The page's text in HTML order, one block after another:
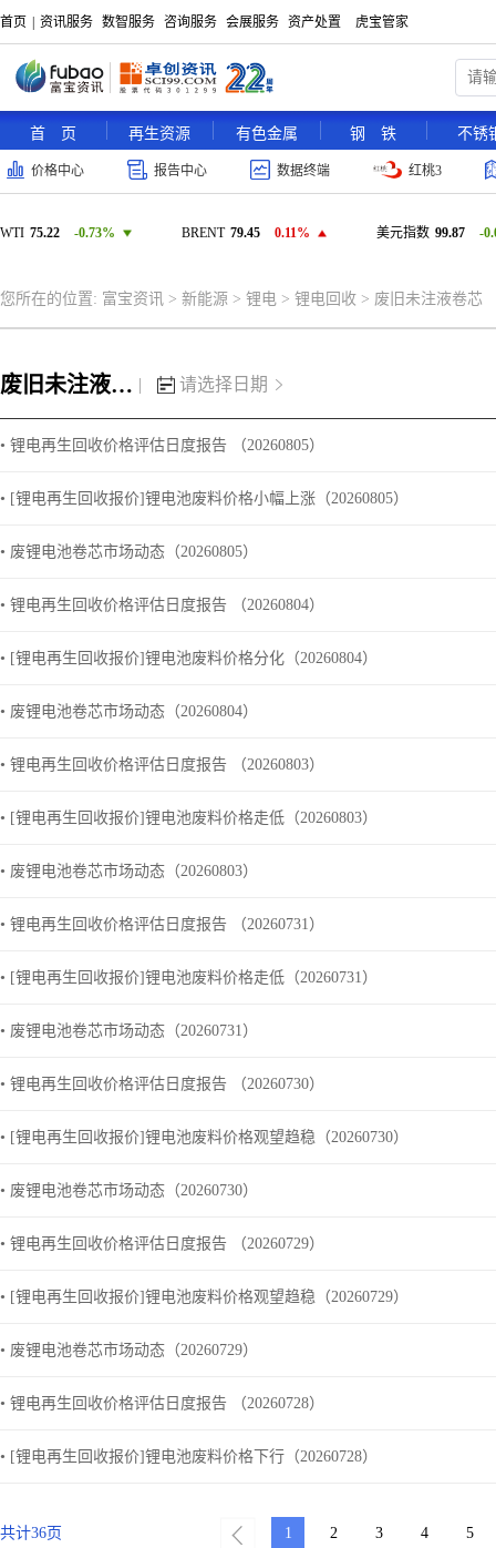
首页 资讯服务 数智服务 咨询服务 会展服务 资产处置 虎宝管家
首 页 再生资源 有色金属 钢 铁 不锈
价格中心 报告中心 数据终端 红桃3
WTI 75.22 -0.73% BRENT 79.45 0.11% 美元指数 99.87 -
您所在的位置: 富宝资讯 > 新能源 > 锂电 > 锂电回收 > 废旧未注液卷芯
废旧未注液卷芯 | 请选择日期
• 锂电再生回收价格评估日度报告 （20260805）
• [锂电再生回收报价]锂电池废料价格小幅上涨（20260805）
• 废锂电池卷芯市场动态（20260805）
• 锂电再生回收价格评估日度报告 （20260804）
• [锂电再生回收报价]锂电池废料价格分化（20260804）
• 废锂电池卷芯市场动态（20260804）
• 锂电再生回收价格评估日度报告 （20260803）
• [锂电再生回收报价]锂电池废料价格走低（20260803）
• 废锂电池卷芯市场动态（20260803）
• 锂电再生回收价格评估日度报告 （20260731）
• [锂电再生回收报价]锂电池废料价格走低（20260731）
• 废锂电池卷芯市场动态（20260731）
• 锂电再生回收价格评估日度报告 （20260730）
• [锂电再生回收报价]锂电池废料价格观望趋稳（20260730）
• 废锂电池卷芯市场动态（20260730）
• 锂电再生回收价格评估日度报告 （20260729）
• [锂电再生回收报价]锂电池废料价格观望趋稳（20260729）
• 废锂电池卷芯市场动态（20260729）
• 锂电再生回收价格评估日度报告 （20260728）
• [锂电再生回收报价]锂电池废料价格下行（20260728）
共计36页 1 2 3 4 5